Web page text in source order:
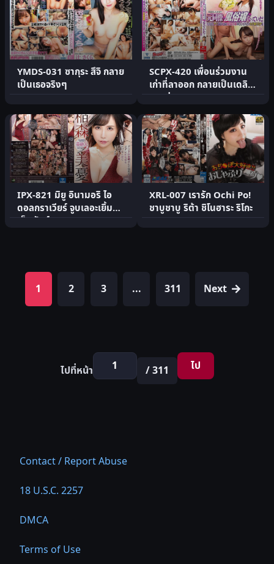
YMDS-031 ซากุระ สึจิ กลาย
เป็นเธอจริงๆ
SCPX-420 เพื่อนร่วมงาน
เก่าที่ลาออก กลายเป็นเดลิเห
รุสุดร่าน!
IPX-821 มิยู อินามอริ ไอ
ดอลกราเวียร์ จูบเลอะเยิ้ม
เย็ดมันส์
XRL-007 เรารัก Ochi Po!
ชาบูชาบู ริต้า ชิโนฮาระ ริโกะ
1 2 3 ... 311 Next
ไปที่หน้า / 311 ไป
Contact / Report Abuse
18 U.S.C. 2257
DMCA
Terms of Use